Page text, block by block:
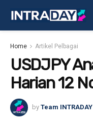
Home Artikel Pelbagai
USDJPY
Harian 12
by Team INTRADAY